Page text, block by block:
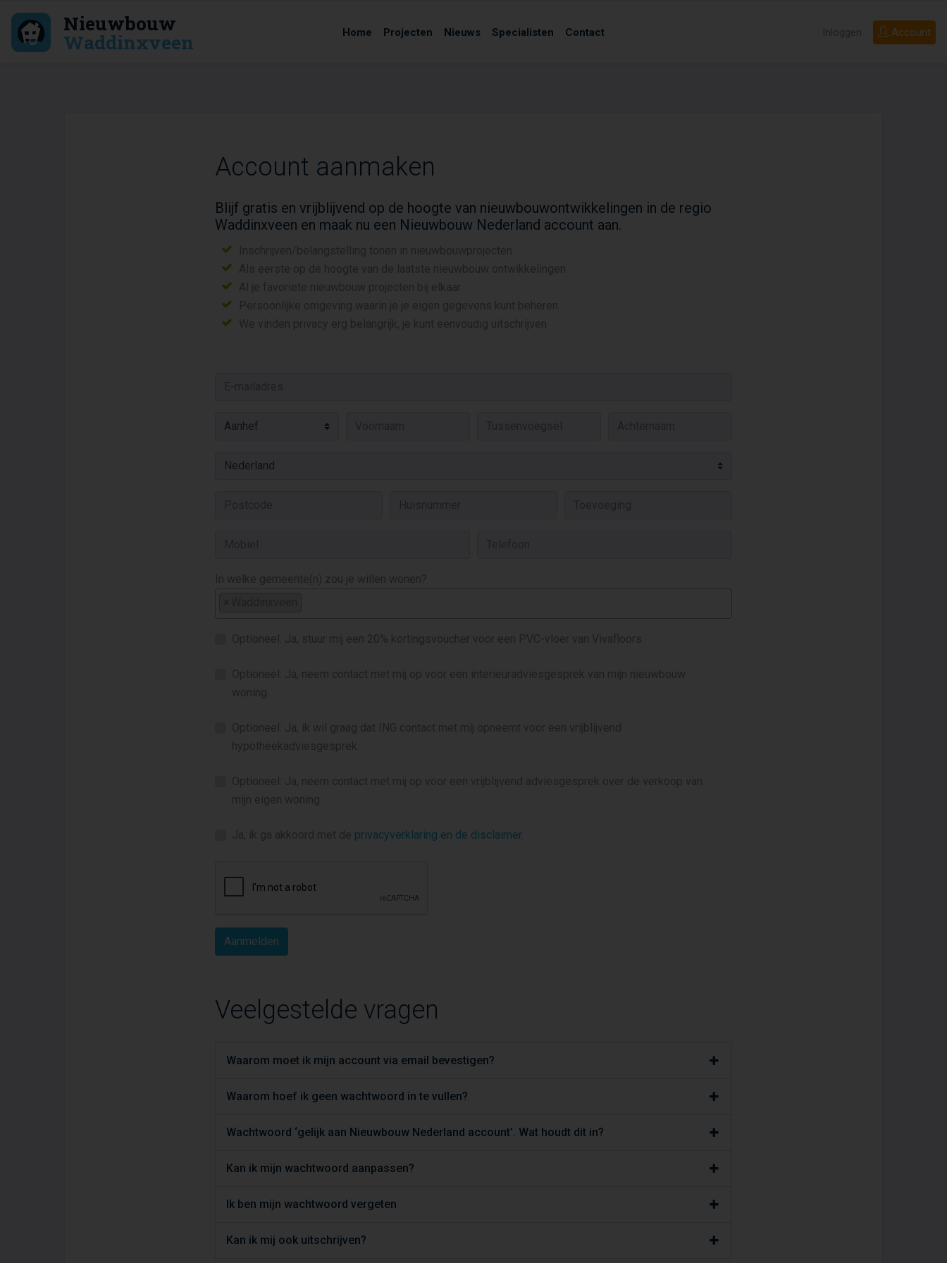
Nieuwbouw
Waddinxveen Home Projecten Nieuws Specialisten Contact Account
Inloggen
Account aanmaken
Blijf gratis en vrijblijvend op de hoogte van nieuwbouwontwikkelingen in de regio
Waddinxveen en maak nu een Nieuwbouw Nederland account aan.
Inschrijven/belangstelling tonen in nieuwbouwprojecten
Als eerste op de hoogte van de laatste nieuwbouw ontwikkelingen
Al je favoriete nieuwbouw projecten bij elkaar
Persoonlijke omgeving waarin je je eigen gegevens kunt beheren
We vinden privacy erg belangrijk, je kunt eenvoudig uitschrijven
In welke gemeente(n) zou je willen wonen?
Optioneel: Ja, stuur mij een 20% kortingsvoucher voor een PVC-vloer van Vivafloors
Optioneel: Ja, neem contact met mij op voor een interieuradviesgesprek van mijn nieuwbouw
woning.
Optioneel: Ja, ik wil graag dat ING contact met mij opneemt voor een vrijblijvend
hypotheekadviesgesprek.
Optioneel: Ja, neem contact met mij op voor een vrijblijvend adviesgesprek over de verkoop van
mijn eigen woning.
Ja, ik ga akkoord met de privacyverklaring en de disclaimer.
Veelgestelde vragen
Waarom moet ik mijn account via email bevestigen?
Waarom hoef ik geen wachtwoord in te vullen?
Wachtwoord ‘gelijk aan Nieuwbouw Nederland account’. Wat houdt dit in?
Kan ik mijn wachtwoord aanpassen?
Ik ben mijn wachtwoord vergeten
Kan ik mij ook uitschrijven?